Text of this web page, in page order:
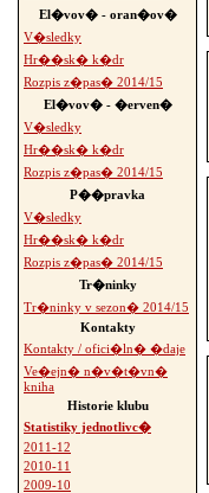
El�vov� - oran�ov�
V�sledky
Hr��sk� k�dr
Rozpis z�pas� 2014/15
El�vov� - �erven�
V�sledky
Hr��sk� k�dr
Rozpis z�pas� 2014/15
P��pravka
V�sledky
Hr��sk� k�dr
Rozpis z�pas� 2014/15
Tr�ninky
Tr�ninky v sezon� 2014/15
Kontakty
Kontakty / ofici�ln� �daje
Ve�ejn� n�v�t�vn�
kniha
Historie klubu
Statistiky jednotlivc�
2011-12
2010-11
2009-10